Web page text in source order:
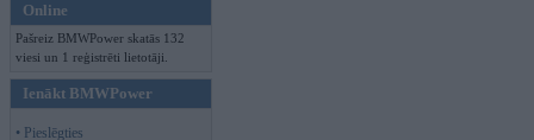
Online
Pašreiz BMWPower skatās 132
viesi un 1 reģistrēti lietotāji.
Ienākt BMWPower
• Pieslēgties